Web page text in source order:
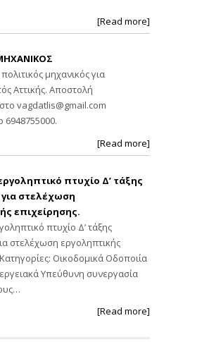
[Read more]
μηχανικός για
Αττικής. Αποστολή
vagdatlis@gmail.com
[Read more]
πτυχίο Δ’ τάξης
στελέχωση
επιχείρησης.
πτυχίο Δ’ τάξης
στελέχωση εργοληπτικής
Οικοδομικά Οδοποιία
Υπεύθυνη συνεργασία
[Read more]